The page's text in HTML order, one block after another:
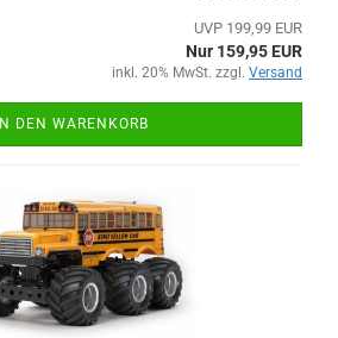
UVP 199,99 EUR
Nur 159,95 EUR
inkl. 20% MwSt. zzgl. Versand
IN DEN WARENKORB